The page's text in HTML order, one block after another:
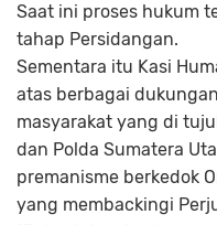
Saat ini proses hukum
tahap Persidangan.
Sementara itu Kasi
atas berbagai
masyarakat yang di
dan Polda Sumatera
premanisme berkedok
yang membackingi